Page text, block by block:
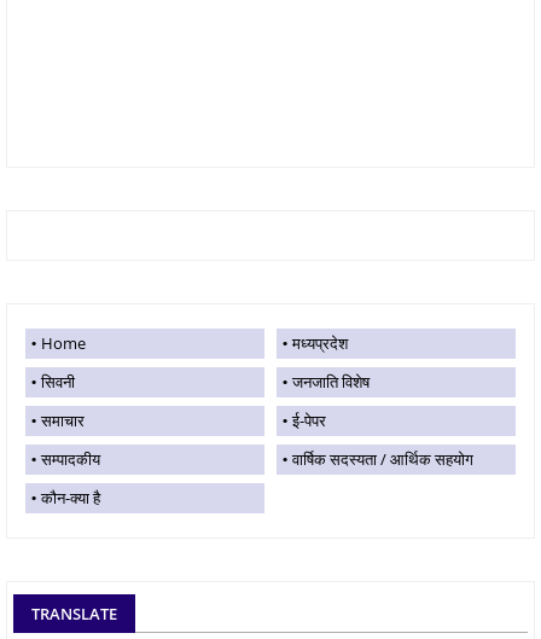
Home
मध्यप्रदेश
सिवनी
जनजाति विशेष
समाचार
ई-पेपर
सम्पादकीय
वार्षिक सदस्यता / आर्थिक सहयोग
कौन-क्या है
TRANSLATE